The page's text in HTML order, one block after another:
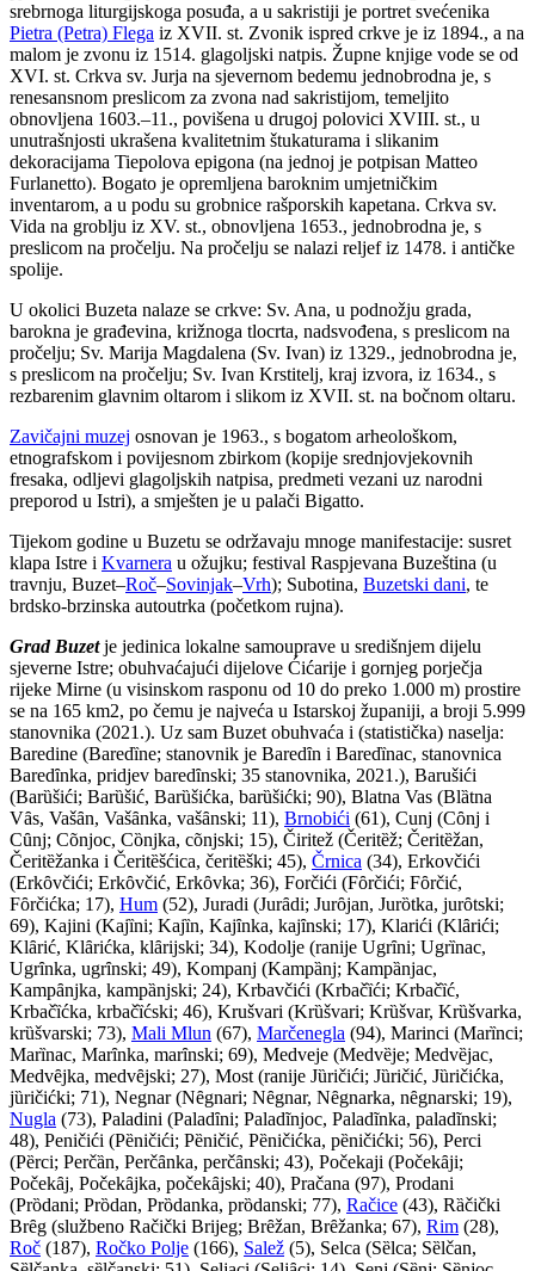
srebrnoga liturgijskoga posuđa, a u sakristiji je portret svećenika
Pietra (Petra) Flega iz XVII. st. Zvonik ispred crkve je iz 1894., a na
malom je zvonu iz 1514. glagoljski natpis. Župne knjige vode se od
XVI. st. Crkva sv. Jurja na sjevernom bedemu jednobrodna je, s
renesansnom preslicom za zvona nad sakristijom, temeljito
obnovljena 1603.–11., povišena u drugoj polovici XVIII. st., u
unutrašnjosti ukrašena kvalitetnim štukaturama i slikanim
dekoracijama Tiepolova epigona (na jednoj je potpisan Matteo
Furlanetto). Bogato je opremljena baroknim umjetničkim
inventarom, a u podu su grobnice rašporskih kapetana. Crkva sv.
Vida na groblju iz XV. st., obnovljena 1653., jednobrodna je, s
preslicom na pročelju. Na pročelju se nalazi reljef iz 1478. i antičke
spolije.
U okolici Buzeta nalaze se crkve: Sv. Ana, u podnožju grada,
barokna je građevina, križnoga tlocrta, nadsvođena, s preslicom na
pročelju; Sv. Marija Magdalena (Sv. Ivan) iz 1329., jednobrodna je,
s preslicom na pročelju; Sv. Ivan Krstitelj, kraj izvora, iz 1634., s
rezbarenim glavnim oltarom i slikom iz XVII. st. na bočnom oltaru.
Zavičajni muzej osnovan je 1963., s bogatom arheološkom,
etnografskom i povijesnom zbirkom (kopije srednjovjekovnih
fresaka, odljevi glagoljskih natpisa, predmeti vezani uz narodni
preporod u Istri), a smješten je u palači Bigatto.
Tijekom godine u Buzetu se održavaju mnoge manifestacije: susret
klapa Istre i Kvarnera u ožujku; festival Raspjevana Buzeština (u
travnju, Buzet–Roč–Sovinjak–Vrh); Subotina, Buzetski dani, te
brdsko-brzinska autoutrka (početkom rujna).
Grad Buzetje jedinica lokalne samouprave u središnjem dijelu
sjeverne Istre; obuhvaćajući dijelove Ćićarije i gornjeg porječja
rijeke Mirne (u visinskom rasponu od 10 do preko 1.000 m) prostire
se na 165 km2, po čemu je najveća u Istarskoj županiji, a broji 5.999
stanovnika (2021.). Uz sam Buzet obuhvaća i (statistička) naselja:
Baredine (Baredȉne; stanovnik je Baredȋn i Baredȉnac, stanovnica
Baredȋnka, pridjev baredȋnski; 35 stanovnika, 2021.), Barušići
(Barȕšići; Barȕšić, Barȕšićka, barȕšićki; 90), Blatna Vas (Blȁtna
Vȃs, Vašȃn, Vašȃnka, vašȃnski; 11), Brnobići (61), Cunj (Cȏnj i
Cȗnj; Cõnjoc, Cȍnjka, cõnjski; 15), Čiritež (Čeritȅž; Čeritȅžan,
Čeritȅžanka i Čeritȅšćica, čeritȅški; 45), Črnica (34), Erkovčići
(Erkȏvčići; Erkȏvčić, Erkȏvka; 36), Forčići (Fȏrčići; Fȏrčić,
Fȏrčićka; 17), Hum (52), Juradi (Jurȃdi; Jurȏjan, Jurȍtka, jurȏtski;
69), Kajini (Kajȉni; Kajȉn, Kajȋnka, kajȋnski; 17), Klarići (Klȃrići;
Klȃrić, Klȃrićka, klȃrijski; 34), Kodolje (ranije Ugrȋni; Ugrȉnac,
Ugrȋnka, ugrȋnski; 49), Kompanj (Kampȁnj; Kampȁnjac,
Kampȃnjka, kampȁnjski; 24), Krbavčići (Krbačȉći; Krbačȉć,
Krbačȉćka, krbačȉćski; 46), Krušvari (Krȕšvari; Krȕšvar, Krȕšvarka,
krȕšvarski; 73), Mali Mlun (67), Marčenegla (94), Marinci (Marȉnci;
Marȉnac, Marȋnka, marȋnski; 69), Medveje (Medvȅje; Medvȅjac,
Medvȇjka, medvȇjski; 27), Most (ranije Jȕričići; Jȕričić, Jȕričićka,
jȕričićki; 71), Negnar (Nȇgnari; Nȇgnar, Nȇgnarka, nȇgnarski; 19),
Nugla (73), Paladini (Paladȋni; Paladĩnjoc, Paladĩnka, paladĩnski;
48), Peničići (Pȅničići; Pȅničić, Pȅničićka, pȅničićki; 56), Perci
(Pȅrci; Perčȁn, Perčȃnka, perčȃnski; 43), Počekaji (Počekȃji;
Počekȃj, Počekȃjka, počekȃjski; 40), Pračana (97), Prodani
(Prȍdani; Prȍdan, Prȍdanka, prȍdanski; 77), Račice (43), Rȁčički
Brȇg (službeno Račički Brijeg; Brȇžan, Brȇžanka; 67), Rim (28),
Roč (187), Ročko Polje (166), Salež (5), Selca (Sȅlca; Sȅlčan,